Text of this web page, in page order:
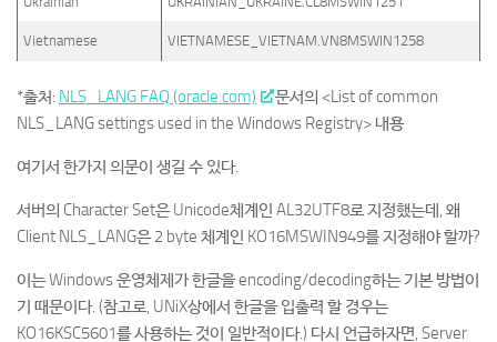
Vietnamese VIETNAMESE_VIETNAM.VN8MSWIN1258
*출처: NLS_LANG FAQ (oracle.com)
문서의 <List of common
NLS_LANG settings used in the Windows Registry> 내용
여기서 한가지 의문이 생길 수 있다.
서버의 Character Set은 Unicode체계인 AL32UTF8로 지정했는데, 왜
Client NLS_LANG은 2 byte 체계인 KO16MSWIN949를 지정해야 할까?
이는 Windows 운영체제가 한글을 encoding/decoding하는 기본 방법이
기 때문이다. (참고로, UNiX상에서 한글을 입출력 할 경우는
KO16KSC5601를 사용하는 것이 일반적이다.) 다시 언급하자면, Server